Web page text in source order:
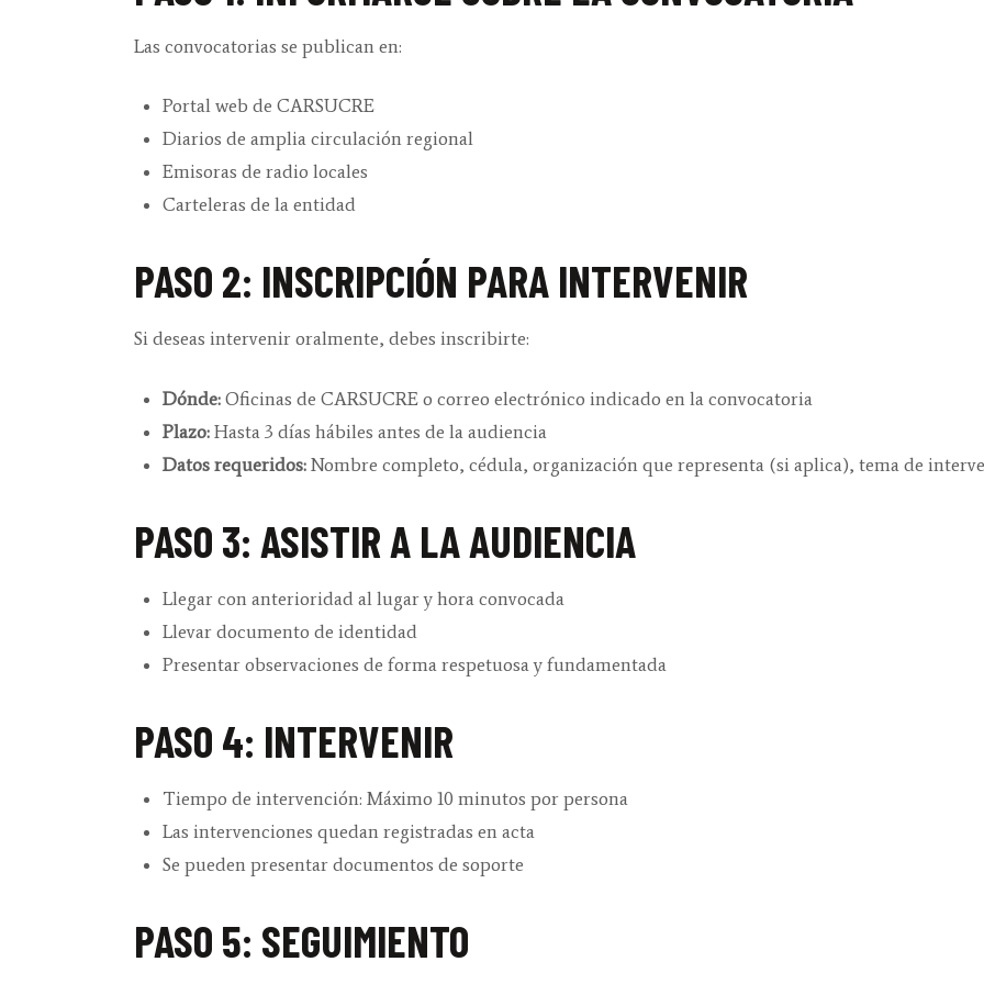
Las convocatorias se publican en:
Portal web de CARSUCRE
Diarios de amplia circulación regional
Emisoras de radio locales
Carteleras de la entidad
PASO 2: INSCRIPCIÓN PARA INTERVENIR
Si deseas intervenir oralmente, debes inscribirte:
Dónde:Oficinas de CARSUCRE o correo electrónico indicado en la convocatoria
Plazo:Hasta 3 días hábiles antes de la audiencia
Datos requeridos:Nombre completo, cédula, organización que representa (si aplica), tema de
PASO 3: ASISTIR A LA AUDIENCIA
Llegar con anterioridad al lugar y hora convocada
Llevar documento de identidad
Presentar observaciones de forma respetuosa y fundamentada
PASO 4: INTERVENIR
Tiempo de intervención: Máximo 10 minutos por persona
Las intervenciones quedan registradas en acta
Se pueden presentar documentos de soporte
PASO 5: SEGUIMIENTO